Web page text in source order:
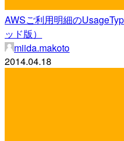
AWSご利用明細の
ッド版）
miida.makoto
2014.04.18